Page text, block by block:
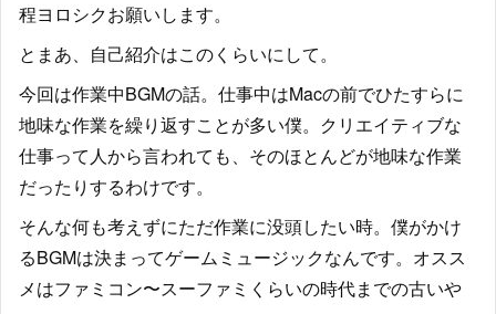
程ヨロシクお願いします。
とまあ、自己紹介はこのくらいにして。
今回は作業中BGMの話。仕事中はMacの前でひたすらに
地味な作業を繰り返すことが多い僕。クリエイティブな
仕事って人から言われても、そのほとんどが地味な作業
だったりするわけです。
そんな何も考えずにただ作業に没頭したい時。僕がかけ
るBGMは決まってゲームミュージックなんです。オスス
メはファミコン〜スーファミくらいの時代までの古いや